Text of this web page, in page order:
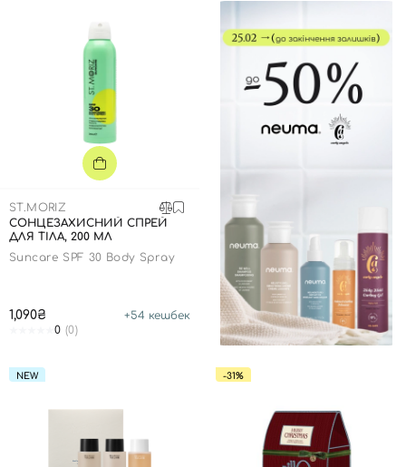
ST.MORIZ
СОНЦЕЗАХИСНИЙ СПРЕЙ
ДЛЯ ТІЛА, 200 МЛ
Suncare SPF 30 Body Spray
1,090₴ +54 кешбек
0 (0)
NEW -31%